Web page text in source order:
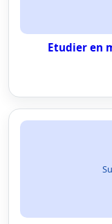
Etudier en